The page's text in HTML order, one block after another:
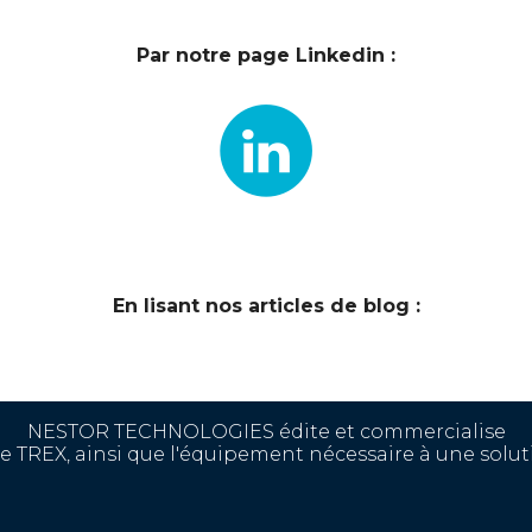
Par notre page Linkedin :
En lisant nos articles de blog :
NESTOR TECHNOLOGIES édite et commercialise
TREX, ainsi que l'équipement nécessaire à une